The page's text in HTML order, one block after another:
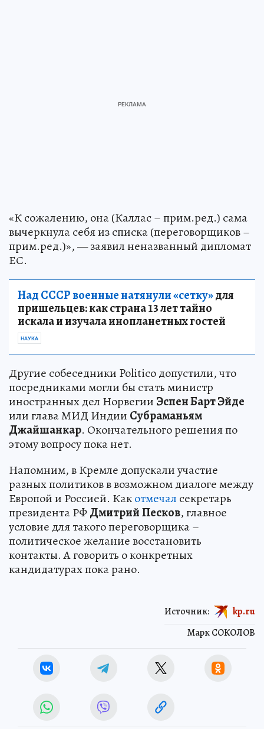
«К сожалению, она (Каллас – прим.ред.) сама
вычеркнула себя из списка (переговорщиков –
прим.ред.)», — заявил неназванный дипломат
ЕС.
Над СССР военные натянули «сетку»для
пришельцев: как страна 13 лет тайно
искала и изучала инопланетных гостей
НАУКА
Другие собеседники Politico допустили, что
посредниками могли бы стать министр
иностранных дел Норвегии Эспен Барт Эйде
или глава МИД Индии Субраманьям
Джайшанкар. Окончательного решения по
этому вопросу пока нет.
Напомним, в Кремле допускали участие
разных политиков в возможном диалоге между
Европой и Россией. Какотмечал секретарь
президента РФДмитрийПесков, главное
условие для такого переговорщика –
политическое желание восстановить
контакты. А говорить о конкретных
кандидатурах пока рано.
Марк СОКОЛОВ
Источник: kp.ru